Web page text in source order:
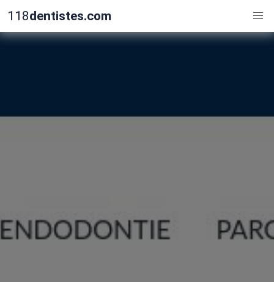
118dentistes.com